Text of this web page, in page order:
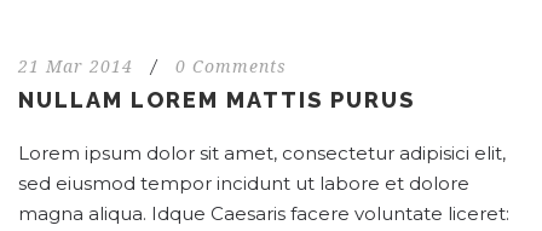
21 Mar 2014 / 0 Comments
NULLAM LOREM MATTIS PURUS
Lorem ipsum dolor sit amet, consectetur adipisici elit,
sed eiusmod tempor incidunt ut labore et dolore
magna aliqua. Idque Caesaris facere voluntate liceret: